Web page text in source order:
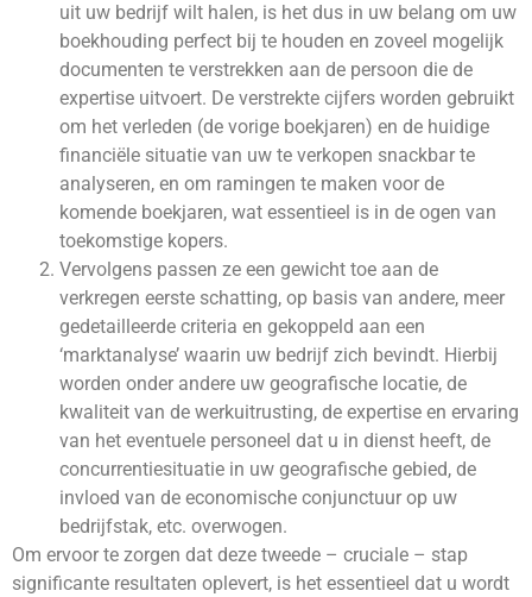
uit uw bedrijf wilt halen, is het dus in uw belang om uw
boekhouding perfect bij te houden en zoveel mogelijk
documenten te verstrekken aan de persoon die de
expertise uitvoert. De verstrekte cijfers worden gebruikt
om het verleden (de vorige boekjaren) en de huidige
financiële situatie van uw te verkopen snackbar te
analyseren, en om ramingen te maken voor de
komende boekjaren, wat essentieel is in de ogen van
toekomstige kopers.
Vervolgens passen ze een gewicht toe aan de
verkregen eerste schatting, op basis van andere, meer
gedetailleerde criteria en gekoppeld aan een
‘marktanalyse’ waarin uw bedrijf zich bevindt. Hierbij
worden onder andere uw geografische locatie, de
kwaliteit van de werkuitrusting, de expertise en ervaring
van het eventuele personeel dat u in dienst heeft, de
concurrentiesituatie in uw geografische gebied, de
invloed van de economische conjunctuur op uw
bedrijfstak, etc. overwogen.
Om ervoor te zorgen dat deze tweede – cruciale – stap
significante resultaten oplevert, is het essentieel dat u wordt